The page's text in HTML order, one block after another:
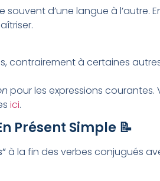
d’une langue à l’autre.
contrairement à certaines
pour les expressions
ici.
Présent Simple 📝
à la fin des verbes conjugués